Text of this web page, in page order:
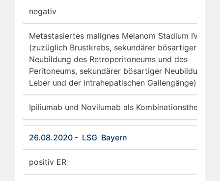
negativ
Metastasiertes malignes Melanom Stadium IV
(zuzüglich Brustkrebs, sekundärer bösartiger
Neubildung des Retroperitoneums und des
Peritoneums, sekundärer bösartiger Neubildung
Leber und der intrahepatischen Gallengänge)
Ipiliumab und Novilumab als Kombinationstherapie
26.08.2020 - LSG Bayern
positiv ER